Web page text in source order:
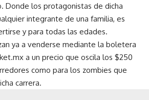
Donde los protagonistas de dicha
integrante de una familia, es
y para todas las edades.
ya a venderse mediante la boletera
a un precio que oscila los $250
como para los zombies que
carrera.